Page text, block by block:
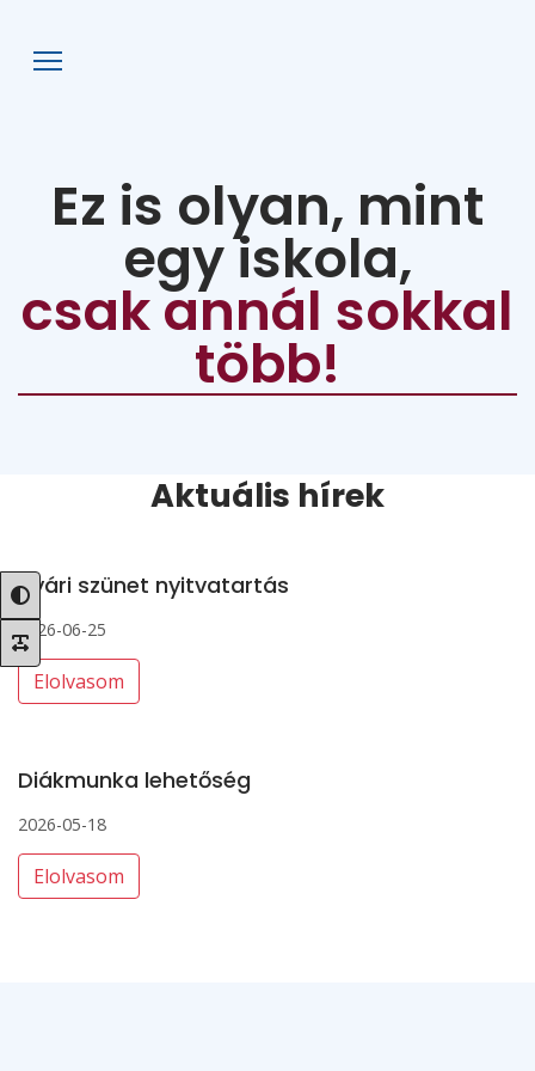
Ez is olyan, mint
egy iskola,
csak annál sokkal
több!
Aktuális hírek
Nyári szünet nyitvatartás
2026-06-25
Elolvasom
Diákmunka lehetőség
2026-05-18
Elolvasom